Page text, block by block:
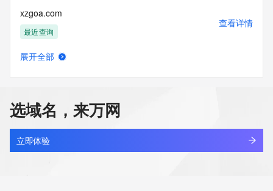
xzgoa.com
最近查询
查看详情
xzgs.top
新注册
查看详情
展开全部
选域名，来万网
立即体验